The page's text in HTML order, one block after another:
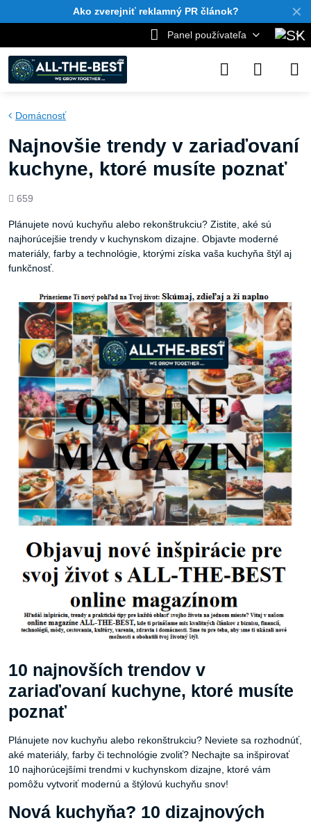
✕
Ako zverejniť reklamný PR článok?
Panel používateľa
Domácnosť
Najnovšie trendy v zariaďovaní
kuchyne, ktoré musíte poznať
Počet
659
Plánujete novú kuchyňu alebo rekonštrukciu? Zistite, aké sú
najhorúcejšie trendy v kuchynskom dizajne. Objavte moderné
materiály, farby a technológie, ktorými získa vaša kuchyňa štýl aj
funkčnosť.
10 najnovších trendov v
zariaďovaní kuchyne, ktoré musíte
poznať
Plánujete nov kuchyňu alebo rekonštrukciu? Neviete sa rozhodnúť,
aké materiály, farby či technológie zvoliť? Nechajte sa inšpirovať
10 najhorúcejšími trendmi v kuchynskom dizajne, ktoré vám
pomôžu vytvoriť modernú a štýlovú kuchyňu snov!
Nová kuchyňa? 10 dizajnových